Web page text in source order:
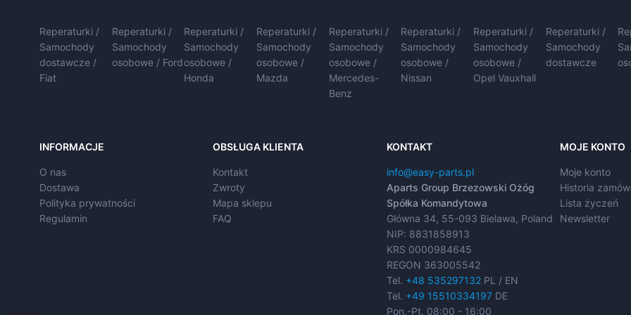
Reperaturki /
Samochody
dostawcze /
Fiat
Reperaturki /
Samochody
osobowe / Ford
Reperaturki /
Samochody
osobowe /
Honda
Reperaturki /
Samochody
osobowe /
Mazda
Reperaturki /
Samochody
osobowe /
Mercedes-
Benz
Reperaturki /
Samochody
osobowe /
Nissan
Reperaturki /
Samochody
osobowe /
Opel Vauxhall
Reperaturki /
Samochody
dostawcze
INFORMACJE
O nas
Dostawa
Polityka prywatności
Regulamin
OBSŁUGA KLIENTA
Kontakt
Zwroty
Mapa sklepu
FAQ
KONTAKT
info@easy-parts.pl
Aparts Group Brzezowski Ożóg
Spółka Komandytowa
Główna 34, 55-093 Bielawa, Poland
NIP: 8831858913
KRS 0000984645
REGON 363005542
Tel. +48 535297132PL / EN
Tel. +49 15510334197DE
Pon.-Pt. 08:00 - 16:00
MOJE KONTO
Moje konto
Historia
Lista życzeń
Newsletter